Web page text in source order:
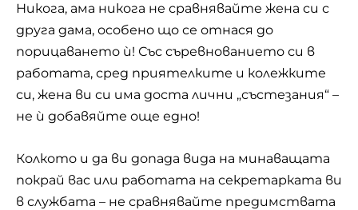
Никога, ама никога не сравнявайте жена си с
друга дама, особено що се отнася до
порицаването ѝ! Със съревнованието си в
работата, сред приятелките и колежките
си, жена ви си има доста лични „състезания“ –
не ѝ добавяйте още едно!
Колкото и да ви допада вида на минаващата
покрай вас или работата на секретарката ви
в службата – не сравнявайте предимствата